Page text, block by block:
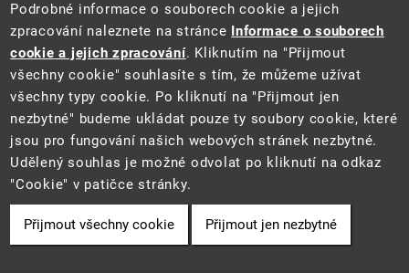
Sociální sítě Cenia
2021 © Ministerstvo životního prostředí
Cookie
Podrobné informace o souborech cookie a jejich
zpracování naleznete na stránce Informace o souborech
cookie a jejich zpracování. Kliknutím na "Přijmout
všechny cookie" souhlasíte s tím, že můžeme užívat
všechny typy cookie. Po kliknutí na "Přijmout jen
nezbytné" budeme ukládat pouze ty soubory cookie, které
jsou pro fungování našich webových stránek nezbytné.
Udělený souhlas je možné odvolat po kliknutí na odkaz
"Cookie" v patičce stránky.
Přijmout všechny cookie Přijmout jen nezbytné